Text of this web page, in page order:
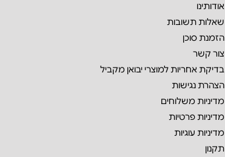
אודותינו
שאלות תשובות
הזמנת סוכן
צור קשר
בדיקת אחריות למוצרי יבואן מקביל
הצהרת נגישות
מדיניות משלוחים
מדיניות פרטיות
מדיניות עוגיות
תקנון